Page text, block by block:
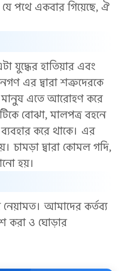
পথে একবার গিয়েছে, ঐ
যুদ্ধের হাতিয়ার এবং
এর দ্বারা শত্রুদেরকে
মানুষ এতে আরোহণ করে
বোঝা, মালপত্র বহনে
করে থাকে। এর
চামড়া দ্বারা কোমল গদি,
হয়।
নেয়ামত। আমাদের কর্তব্য
করা ও ঘোড়ার